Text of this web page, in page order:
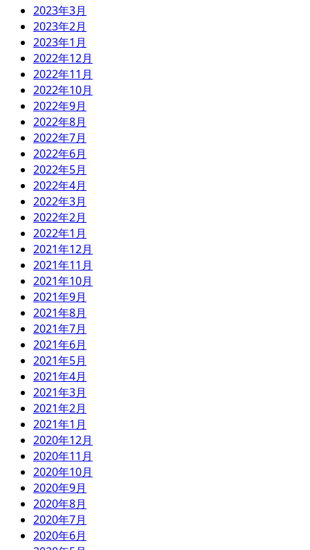
2023年3月
2023年2月
2023年1月
2022年12月
2022年11月
2022年10月
2022年9月
2022年8月
2022年7月
2022年6月
2022年5月
2022年4月
2022年3月
2022年2月
2022年1月
2021年12月
2021年11月
2021年10月
2021年9月
2021年8月
2021年7月
2021年6月
2021年5月
2021年4月
2021年3月
2021年2月
2021年1月
2020年12月
2020年11月
2020年10月
2020年9月
2020年8月
2020年7月
2020年6月